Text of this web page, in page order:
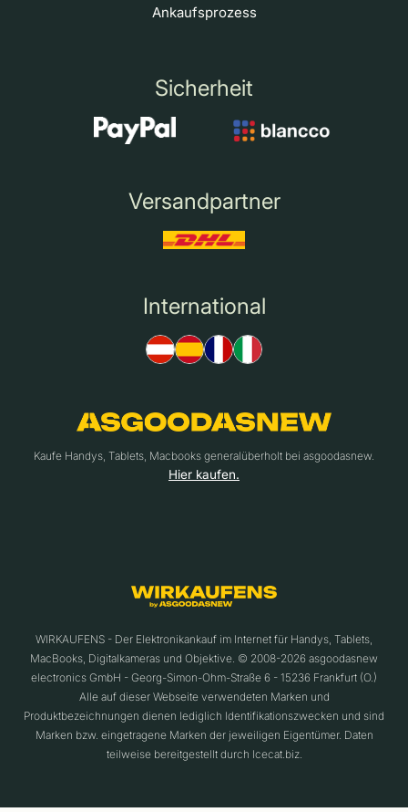
Ankaufsprozess
Sicherheit
Versandpartner
International
Kaufe Handys, Tablets, Macbooks generalüberholt bei asgoodasnew.
Hier kaufen.
WIRKAUFENS - Der Elektronikankauf im Internet für Handys, Tablets,
MacBooks, Digitalkameras und Objektive. © 2008-2026 asgoodasnew
electronics GmbH - Georg-Simon-Ohm-Straße 6 - 15236 Frankfurt (O.)
Alle auf dieser Webseite verwendeten Marken und
Produktbezeichnungen dienen lediglich Identifikationszwecken und sind
Marken bzw. eingetragene Marken der jeweiligen Eigentümer. Daten
teilweise bereitgestellt durch Icecat.biz.